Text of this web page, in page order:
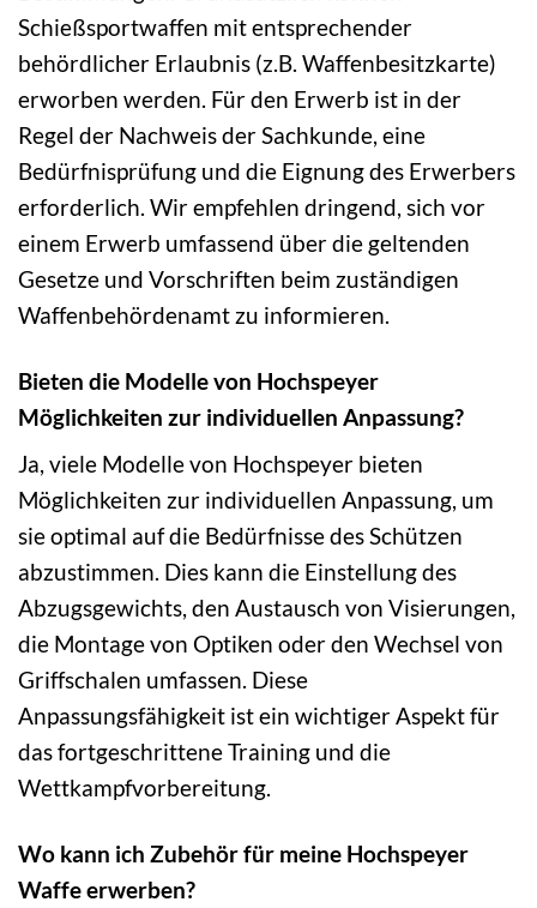
Schießsportwaffen mit entsprechender
behördlicher Erlaubnis (z.B. Waffenbesitzkarte)
erworben werden. Für den Erwerb ist in der
Regel der Nachweis der Sachkunde, eine
Bedürfnisprüfung und die Eignung des Erwerbers
erforderlich. Wir empfehlen dringend, sich vor
einem Erwerb umfassend über die geltenden
Gesetze und Vorschriften beim zuständigen
Waffenbehördenamt zu informieren.
Bieten die Modelle von Hochspeyer
Möglichkeiten zur individuellen Anpassung?
Ja, viele Modelle von Hochspeyer bieten
Möglichkeiten zur individuellen Anpassung, um
sie optimal auf die Bedürfnisse des Schützen
abzustimmen. Dies kann die Einstellung des
Abzugsgewichts, den Austausch von Visierungen,
die Montage von Optiken oder den Wechsel von
Griffschalen umfassen. Diese
Anpassungsfähigkeit ist ein wichtiger Aspekt für
das fortgeschrittene Training und die
Wettkampfvorbereitung.
Wo kann ich Zubehör für meine Hochspeyer
Waffe erwerben?